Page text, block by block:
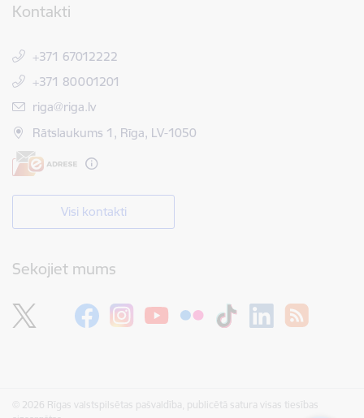
Kontakti
+371 67012222
+371 80001201
E-pasts:
riga@riga.lv
Rātslaukums 1, Rīga, LV-1050
Visi kontakti
Sekojiet mums
© 2026 Rīgas valstspilsētas pašvaldība, publicētā satura visas tiesības